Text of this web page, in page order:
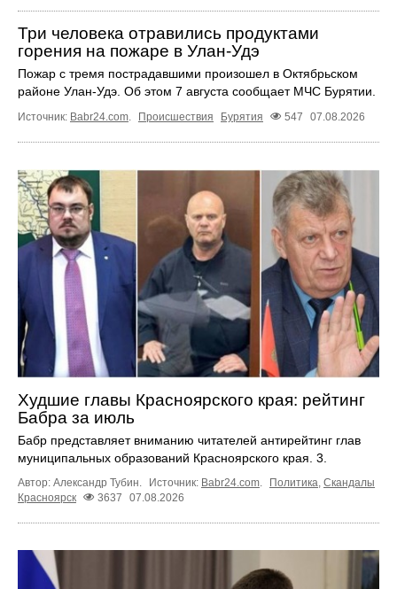
Три человека отравились продуктами
горения на пожаре в Улан-Удэ
Пожар с тремя пострадавшими произошел в Октябрьском
районе Улан-Удэ. Об этом 7 августа сообщает МЧС Бурятии.
Источник: Babr24.com Происшествия Бурятия 547 07.08.2026
Худшие главы Красноярского края: рейтинг
Бабра за июль
Бабр представляет вниманию читателей антирейтинг глав
муниципальных образований Красноярского края. 3.
Автор: Александр Тубин. Источник: Babr24.com. Политика, Скандалы
Красноярск
3637 07.08.2026